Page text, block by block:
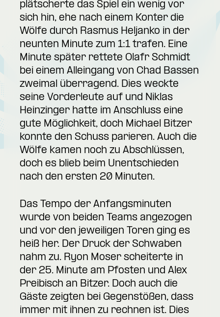
plätscherte das Spiel ein wenig vor
sich hin, ehe nach einem Konter die
Wölfe durch Rasmus Heljanko in der
neunten Minute zum 1:1 trafen. Eine
Minute später rettete Olafr Schmidt
bei einem Alleingang von Chad Bassen
zweimal überragend. Dies weckte
seine Vorderleute auf und Niklas
Heinzinger hatte im Anschluss eine
gute Möglichkeit, doch Michael Bitzer
konnte den Schuss parieren. Auch die
Wölfe kamen noch zu Abschlüssen,
doch es blieb beim Unentschieden
nach den ersten 20 Minuten.
Das Tempo der Anfangsminuten
wurde von beiden Teams angezogen
und vor den jeweiligen Toren ging es
heiß her. Der Druck der Schwaben
nahm zu. Ryon Moser scheiterte in
der 25. Minute am Pfosten und Alex
Preibisch an Bitzer. Doch auch die
Gäste zeigten bei Gegenstößen, dass
immer mit ihnen zu rechnen ist. Dies